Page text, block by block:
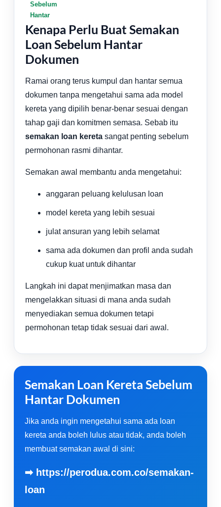
Sebelum
Hantar
Kenapa Perlu Buat Semakan
Loan Sebelum Hantar
Dokumen
Ramai orang terus kumpul dan hantar semua
dokumen tanpa mengetahui sama ada model
kereta yang dipilih benar-benar sesuai dengan
tahap gaji dan komitmen semasa. Sebab itu
semakan loan keretasangat penting sebelum
permohonan rasmi dihantar.
Semakan awal membantu anda mengetahui:
anggaran peluang kelulusan loan
model kereta yang lebih sesuai
julat ansuran yang lebih selamat
sama ada dokumen dan profil anda sudah
cukup kuat untuk dihantar
Langkah ini dapat menjimatkan masa dan
mengelakkan situasi di mana anda sudah
menyediakan semua dokumen tetapi
permohonan tetap tidak sesuai dari awal.
Semakan Loan Kereta Sebelum
Hantar Dokumen
Jika anda ingin mengetahui sama ada loan
kereta anda boleh lulus atau tidak, anda boleh
membuat semakan awal di sini:
➡ https://perodua.com.co/semakan-
loan